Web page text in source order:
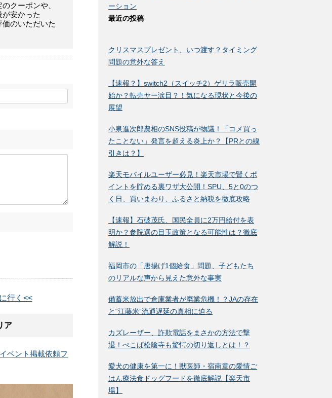
クーポンや、
安かった
のいただいた
行く<<
ア
ベント掲載依頼フ
ーション
最近の投稿
クリスマスプレゼント、いつ渡す？タイミング
問題の意外な答え
【速報？】switch2（スイッチ2）ゲリラ販売開
始か？転売ヤー涙目？！気になる現状と今後の
展望
小泉進次郎農相のSNS投稿が物議！「コメ買っ
たことない」発言を超える炎上か？【PRとの線
引きは？】
楽天モバイルユーザー必見！楽天市場で賢くポ
イントを貯める裏ワザ大公開！SPU、5と0のつ
く日、買いまわり、ふるさと納税を徹底攻略
【速報】石破茂氏、国民全員に2万円給付を表
明か？参院選の目玉政策となる可能性は？徹底
解説！
福岡市の「唐揚げ1個給食」問題、子どもたち
のリアルな声から見えた意外な事実
備蓄米放出で倉庫業者が廃業危機！？JAの存在
と“江藤米”流通遅延の真相に迫る
カズレーザー、詐欺電話をまさかの方法で撃
退！ぺこぱ松陰寺も驚愕の切り返しとは！？
愛犬の健康を第一に！獣医師・宿南章の愛情ご
はん療法食ドッグフードを徹底解説【楽天市
場】